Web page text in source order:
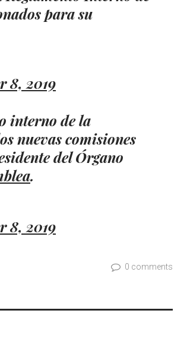
para su
8, 2019
interno de la
nuevas comisiones
del Órgano
.
8, 2019
0 comments